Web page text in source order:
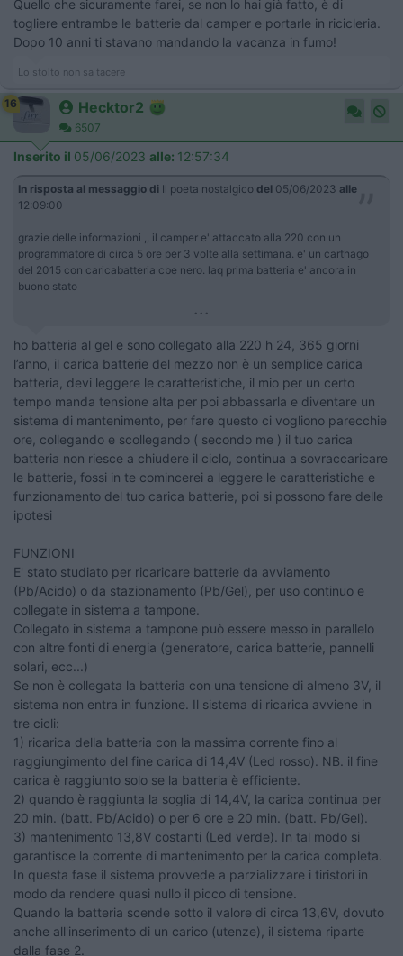
Quello che sicuramente farei, se non lo hai già fatto, è di
togliere entrambe le batterie dal camper e portarle in ricicleria.
Dopo 10 anni ti stavano mandando la vacanza in fumo!
Lo stolto non sa tacere
16 Hecktor2
6507
Inserito il 05/06/2023 alle: 12:57:34
In risposta al messaggio di Il poeta nostalgico del 05/06/2023 alle
12:09:00
grazie delle informazioni ,, il camper e' attaccato alla 220 con un
programmatore di circa 5 ore per 3 volte alla settimana. e' un carthago
del 2015 con caricabatteria cbe nero. laq prima batteria e' ancora in
buono stato
...
ho batteria al gel e sono collegato alla 220 h 24, 365 giorni
l’anno, il carica batterie del mezzo non è un semplice carica
batteria, devi leggere le caratteristiche, il mio per un certo
tempo manda tensione alta per poi abbassarla e diventare un
sistema di mantenimento, per fare questo ci vogliono parecchie
ore, collegando e scollegando ( secondo me ) il tuo carica
batteria non riesce a chiudere il ciclo, continua a sovraccaricare
le batterie, fossi in te comincerei a leggere le caratteristiche e
funzionamento del tuo carica batterie, poi si possono fare delle
ipotesi
FUNZIONI
E' stato studiato per ricaricare batterie da avviamento
(Pb/Acido) o da stazionamento (Pb/Gel), per uso continuo e
collegate in sistema a tampone.
Collegato in sistema a tampone può essere messo in parallelo
con altre fonti di energia (generatore, carica batterie, pannelli
solari, ecc...)
Se non è collegata la batteria con una tensione di almeno 3V, il
sistema non entra in funzione. Il sistema di ricarica avviene in
tre cicli:
1) ricarica della batteria con la massima corrente fino al
raggiungimento del fine carica di 14,4V (Led rosso). NB. il fine
carica è raggiunto solo se la batteria è efficiente.
2) quando è raggiunta la soglia di 14,4V, la carica continua per
20 min. (batt. Pb/Acido) o per 6 ore e 20 min. (batt. Pb/Gel).
3) mantenimento 13,8V costanti (Led verde). In tal modo si
garantisce la corrente di mantenimento per la carica completa.
In questa fase il sistema provvede a parzializzare i tiristori in
modo da rendere quasi nullo il picco di tensione.
Quando la batteria scende sotto il valore di circa 13,6V, dovuto
anche all'inserimento di un carico (utenze), il sistema riparte
dalla fase 2.